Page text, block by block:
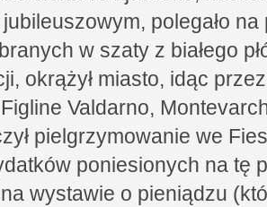
polegało
w szaty z białego
okrążył miasto, idąc
Valdarno,
pielgrzymowanie we
poniesionych na tę
wystawie o pieniądzu